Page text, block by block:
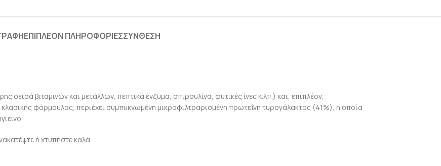
ΕΠΙΠΛΈΟΝ ΠΛΗΡΟΦΟΡΊΕΣΣΎΝΘΕΣΗ
σειρά βιταμινών και μετάλλων, πεπτικά ένζυμα, σπιρουλίνα, φυτικές ίνες κ.λπ.) και, επιπλέον,
φόρμουλας, περιέχει συμπυκνωμένη μικροφιλτραρισμένη πρωτεΐνη τυρογάλακτος (41%), η οποία
ή χτυπήστε καλά.